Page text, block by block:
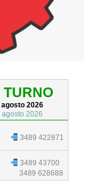
2026
2026
3489 422871
3489 43700
3489 628688